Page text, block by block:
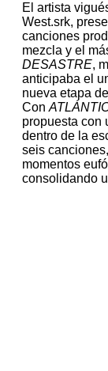
El artista
West.srk,
canciones
mezcla y el
DESASTRE,
anticipaba el
nueva etapa
Con
propuesta con
dentro de la
seis
momentos
consolidando